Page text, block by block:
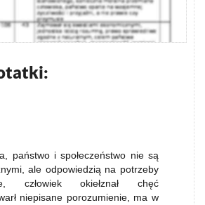
państwo i społeczeństwo nie są
ale odpowiedzią na potrzeby
człowiek okiełznał chęć
niepisane porozumienie, ma w